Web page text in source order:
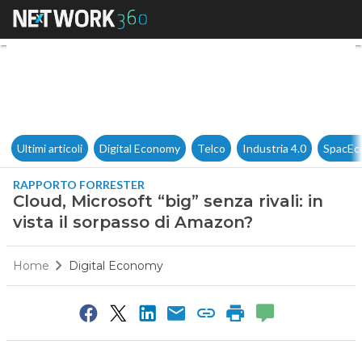
Cloud, Microsoft “big” senza
Ultimi articoli Digital Economy Telco Industria 4.0
RAPPORTO FORRESTER
Cloud, Microsoft “big” senza rivali: in
vista il sorpasso di Amazon?
Home Digital Economy